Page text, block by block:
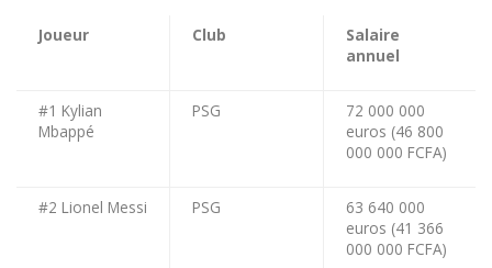
Joueur Club
Salaire
annuel
#1 Kylian
Mbappé
PSG
72 000 000
euros (46 800
000 000 FCFA)
#2 Lionel Messi PSG
63 640 000
euros (41 366
000 000 FCFA)